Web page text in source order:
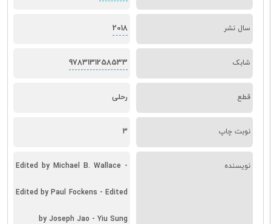
سال نشر 2018
شابک 9783131258533
قطع رحلی
نوبت چاپ 3
نویسنده Edited by Michael B. Wallace -
Edited by Paul Fockens - Edited
by Joseph Jao - Yiu Sung